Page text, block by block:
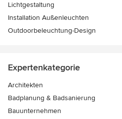
Lichtgestaltung
Installation Außenleuchten
Outdoorbeleuchtung-Design
Expertenkategorie
Architekten
Badplanung & Badsanierung
Bauunternehmen